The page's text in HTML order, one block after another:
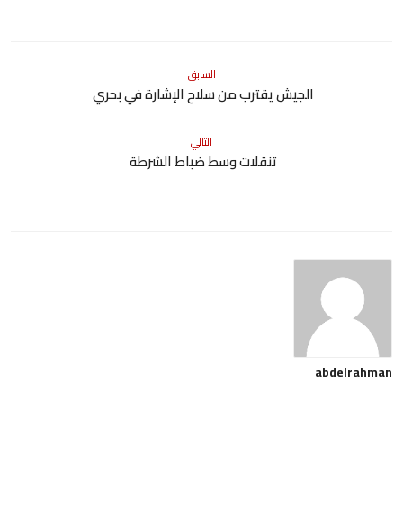
السابق
الجيش يقترب من سلاح الإشارة في بحري
التالي
تنقلات وسط ضباط الشرطة
abdelrahman